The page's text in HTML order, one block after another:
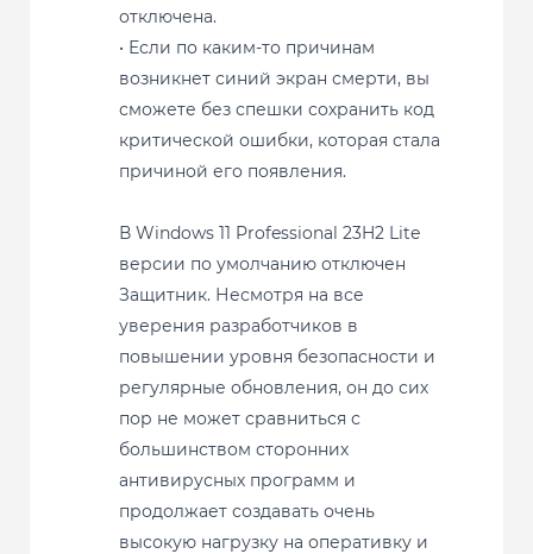
отключена.
• Если по каким-то причинам
возникнет синий экран смерти, вы
сможете без спешки сохранить код
критической ошибки, которая стала
причиной его появления.
В Windows 11 Professional 23H2 Lite
версии по умолчанию отключен
Защитник. Несмотря на все
уверения разработчиков в
повышении уровня безопасности и
регулярные обновления, он до сих
пор не может сравниться с
большинством сторонних
антивирусных программ и
продолжает создавать очень
высокую нагрузку на оперативку и